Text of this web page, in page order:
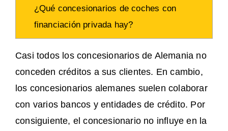
¿Qué concesionarios de coches con
financiación privada hay?
Casi todos los concesionarios de Alemania no
conceden créditos a sus clientes. En cambio,
los concesionarios alemanes suelen colaborar
con varios bancos y entidades de crédito. Por
consiguiente, el concesionario no influye en la